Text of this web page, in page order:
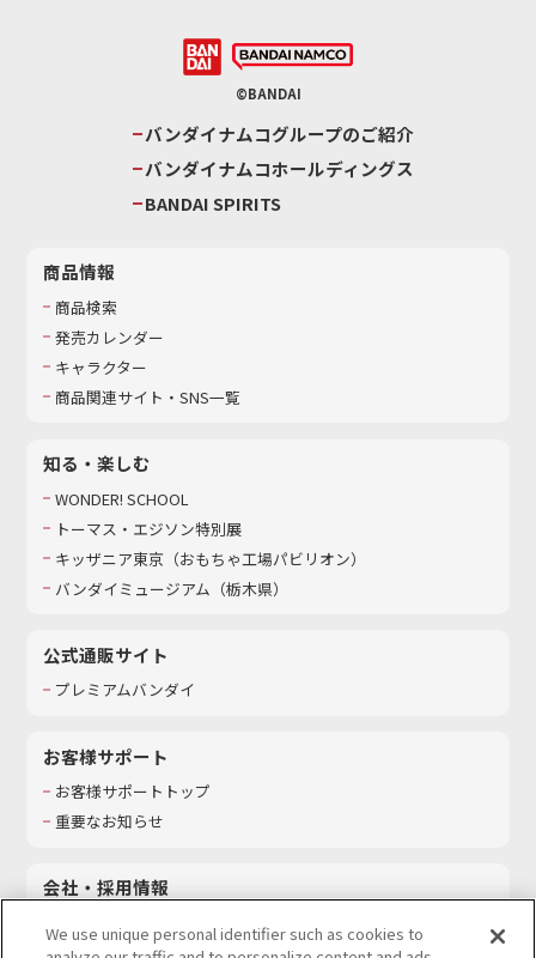
©BANDAI
バンダイナムコグループのご紹介
バンダイナムコホールディングス
BANDAI SPIRITS
商品情報
商品検索
発売カレンダー
キャラクター
商品関連サイト・SNS一覧
知る・楽しむ
WONDER! SCHOOL
トーマス・エジソン特別展
キッザニア東京（おもちゃ工場パビリオン）​
バンダイミュージアム（栃木県）
公式通販サイト
プレミアムバンダイ
お客様サポート
お客様サポートトップ
重要なお知らせ
会社・採用情報
採用情報
We use unique personal identifier such as cookies to